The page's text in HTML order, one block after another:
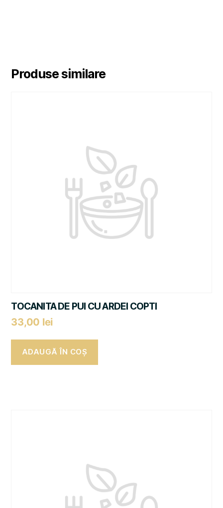
Produse similare
TOCANITA DE PUI CU ARDEI COPTI
33,00 lei
ADAUGĂ ÎN COȘ